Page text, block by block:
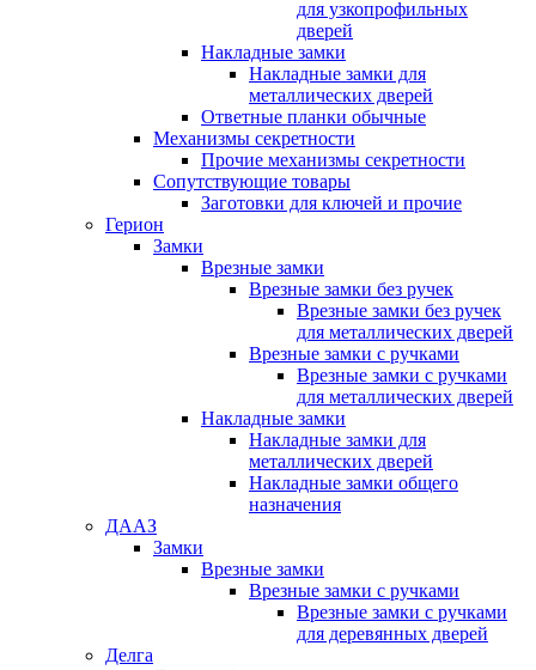
для узкопрофильных
дверей
Накладные замки
Накладные замки для
металлических дверей
Ответные планки обычные
Механизмы секретности
Прочие механизмы секретности
Сопутствующие товары
Заготовки для ключей и прочие
Герион
Замки
Врезные замки
Врезные замки без ручек
Врезные замки без ручек
для металлических дверей
Врезные замки с ручками
Врезные замки с ручками
для металлических дверей
Накладные замки
Накладные замки для
металлических дверей
Накладные замки общего
назначения
ДААЗ
Замки
Врезные замки
Врезные замки с ручками
Врезные замки с ручками
для деревянных дверей
Делга